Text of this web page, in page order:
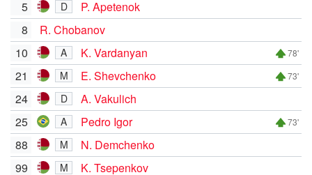
5
D
P. Apetenok
8
R. Chobanov
10
A K. Vardanyan 78'
21 M E. Shevchenko 73'
24 D
A. Vakulich
25
A Pedro Igor 73'
88 M
N. Demchenko
99
M K. Tsepenkov